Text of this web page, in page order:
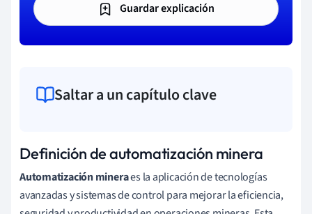
Guardar explicación
Saltar a un capítulo clave
Definición de automatización minera
Automatización mineraes la aplicación de tecnologías
avanzadas y sistemas de control para mejorar la eficiencia,